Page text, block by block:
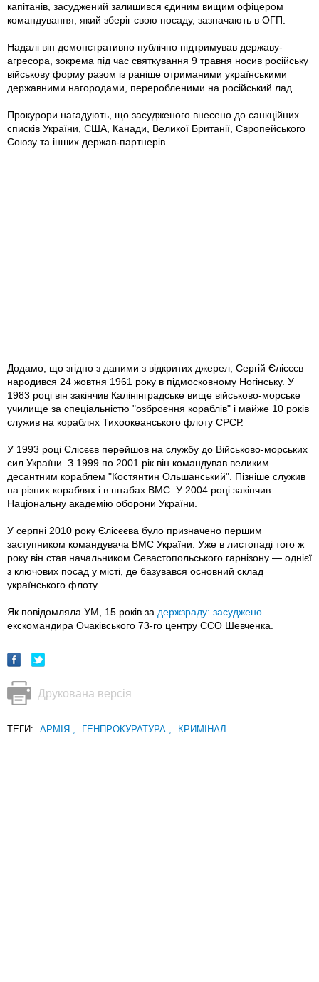
капітанів, засуджений залишився єдиним вищим офіцером
командування, який зберіг свою посаду, зазначають в ОГП.
Надалі він демонстративно публічно підтримував державу-
агресора, зокрема під час святкування 9 травня носив російську
військову форму разом із раніше отриманими українськими
державними нагородами, переробленими на російський лад.
Прокурори нагадують, що засудженого внесено до санкційних
списків України, США, Канади, Великої Британії, Європейського
Союзу та інших держав-партнерів.
Додамо, що згідно з даними з відкритих джерел, Сергій Єлісєєв
народився 24 жовтня 1961 року в підмосковному Ногінську. У
1983 році він закінчив Калінінградське вище військово-морське
училище за спеціальністю "озброєння кораблів" і майже 10 років
служив на кораблях Тихоокеанського флоту СРСР.
У 1993 році Єлісєєв перейшов на службу до Військово-морських
сил України. З 1999 по 2001 рік він командував великим
десантним кораблем "Костянтин Ольшанський". Пізніше служив
на різних кораблях і в штабах ВМС. У 2004 році закінчив
Національну академію оборони України.
У серпні 2010 року Єлісєєва було призначено першим
заступником командувача ВМС України. Уже в листопаді того ж
року він став начальником Севастопольського гарнізону — однієї
з ключових посад у місті, де базувався основний склад
українського флоту.
Як повідомляла УМ, 15 років за держзраду: засуджено
екскомандира Очаківського 73-го центру ССО Шевченка.
Друкована версія
ТЕГИ: АРМІЯ , ГЕНПРОКУРАТУРА , КРИМІНАЛ